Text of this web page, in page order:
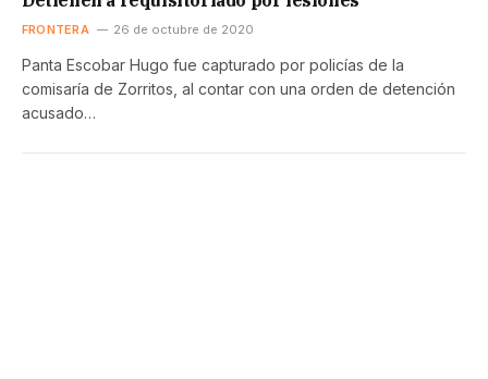
FRONTERA 26 de octubre de 2020
Panta Escobar Hugo fue capturado por policías de la
comisaría de Zorritos, al contar con una orden de detención
acusado…